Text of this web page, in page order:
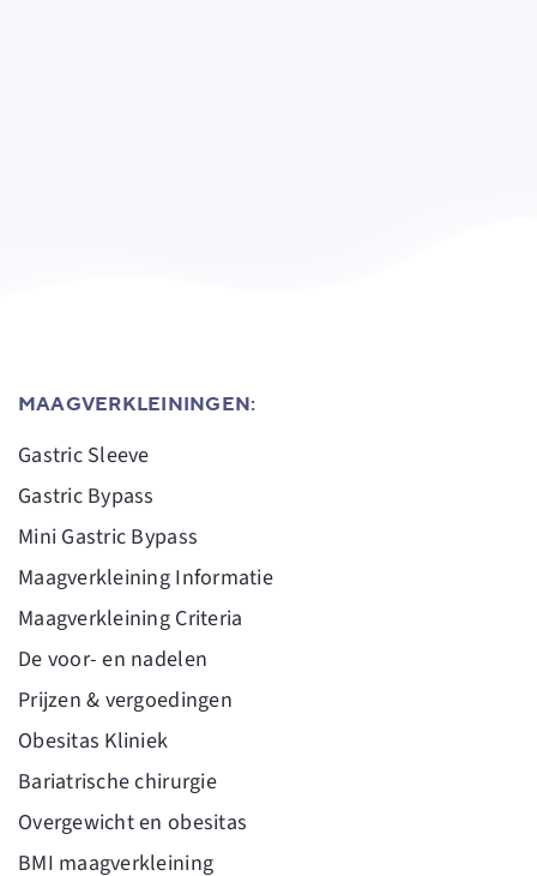
MAAGVERKLEININGEN:
Gastric Sleeve
Gastric Bypass
Mini Gastric Bypass
Maagverkleining Informatie
Maagverkleining Criteria
De voor- en nadelen
Prijzen & vergoedingen
Obesitas Kliniek
Bariatrische chirurgie
Overgewicht en obesitas
BMI maagverkleining